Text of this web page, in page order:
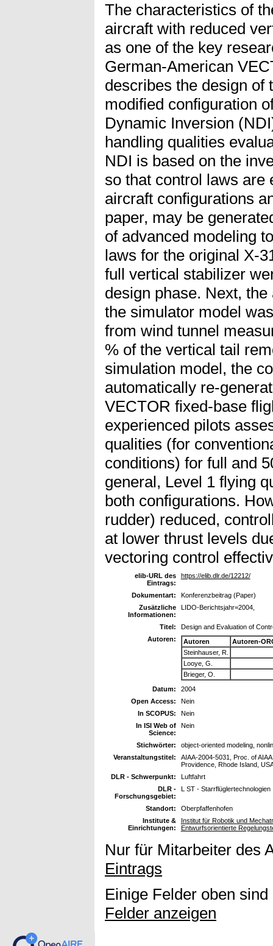
The characteristics of
aircraft with reduced
as one of the key
German-American
describes the design of
modified configuration
Dynamic Inversion
handling qualities
NDI is based on the
so that control laws are
aircraft configurations
paper, may be
of advanced modeling
laws for the original X-
full vertical stabilizer
design phase. Next,
the simulator model
from wind tunnel
% of the vertical tail
simulation model, the
automatically re-
VECTOR fixed-base
experienced pilots
qualities (for
conditions) for full and
general, Level 1 flying
both configurations.
rudder) reduced,
at lower thrust levels
vectoring control
elib-URL des
Eintrags:
https://elib.dlr.de/12212/
Dokumentart:
Konferenzbeitrag (Paper)
Zusätzliche
Informationen:
LIDO-Berichtsjahr=2004,
Titel:
Design and Evaluation of
Autoren:
Autoren
Autoren-
Steinhauser, R.
Looye, G.
Brieger, O.
Datum:
2004
Open Access:
Nein
In SCOPUS:
Nein
In ISI Web of
Science:
Nein
Stichwörter:
object-oriented modeling,
Veranstaltungstitel:
AIAA-2004-5031, Proc. of
Providence, Rhode Island,
DLR - Schwerpunkt:
Luftfahrt
DLR -
Forschungsgebiet:
L ST - Starrflüglertechnologien
Standort:
Oberpfaffenhofen
Institute &
Einrichtungen:
Institut für Robotik und
Entwurfsorientierte
Nur für Mitarbeiter des
Eintrags
Einige Felder oben
Felder anzeigen